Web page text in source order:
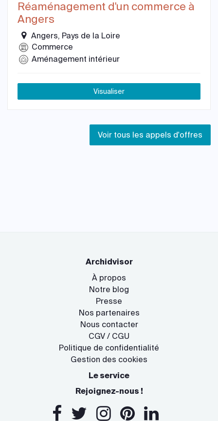
Réaménagement d'un commerce à
Angers
Angers, Pays de la Loire
Commerce
Aménagement intérieur
Visualiser
Voir tous les appels d'offres
Archidvisor
À propos
Notre blog
Presse
Nos partenaires
Nous contacter
CGV / CGU
Politique de confidentialité
Gestion des cookies
Le service
Rejoignez-nous !